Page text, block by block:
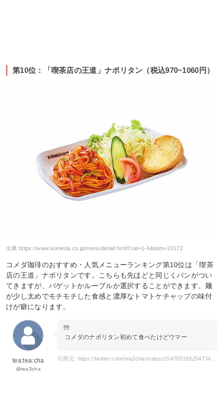
第10位：「喫茶店の王道」ナポリタン（税込970~1060円）
出典: https://www.komeda.co.jp/menu/detail.html?cat=1-4&item=10172
コメダ珈琲のおすすめ・人気メニューランキング第10位は「喫茶
店の王道」ナポリタンです。こちらも先ほどと同じくパンがつい
てきますが、バゲットかルーブルか選択することができます。麺
が少し太めでモチモチした食感と濃厚なトマトケチャップの味付
けが癖になります。
tea:tea:cha
@tea3cha
コメダのナポリタン初めて食べたけどウマー